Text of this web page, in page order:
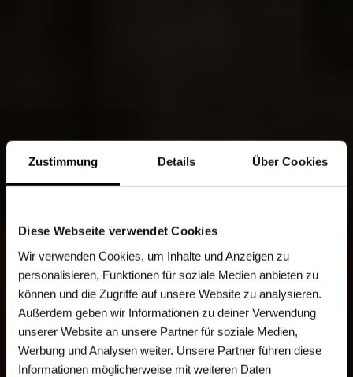
Zustimmung Details Über Cookies
Diese Webseite verwendet Cookies
Wir verwenden Cookies, um Inhalte und Anzeigen zu
personalisieren, Funktionen für soziale Medien anbieten zu
können und die Zugriffe auf unsere Website zu analysieren.
Außerdem geben wir Informationen zu deiner Verwendung
unserer Website an unsere Partner für soziale Medien,
Werbung und Analysen weiter. Unsere Partner führen diese
Informationen möglicherweise mit weiteren Daten